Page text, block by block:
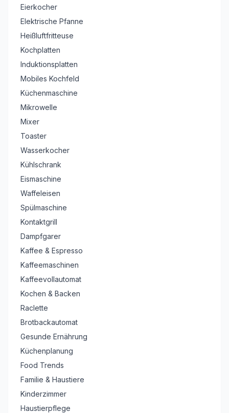
Eierkocher
Elektrische Pfanne
Heißluftfritteuse
Kochplatten
Induktionsplatten
Mobiles Kochfeld
Küchenmaschine
Mikrowelle
Mixer
Toaster
Wasserkocher
Kühlschrank
Eismaschine
Waffeleisen
Spülmaschine
Kontaktgrill
Dampfgarer
Kaffee & Espresso
Kaffeemaschinen
Kaffeevollautomat
Kochen & Backen
Raclette
Brotbackautomat
Gesunde Ernährung
Küchenplanung
Food Trends
Familie & Haustiere
Kinderzimmer
Haustierpflege